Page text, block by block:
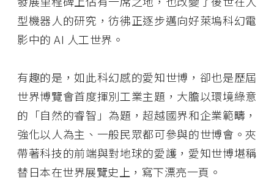
型機器人的研究，彷彿正逐步邁向好萊塢科幻電
影中的 AI 人工世界。
有趣的是，如此科幻感的愛知世博，卻也是歷屆
世界博覽會首度揮別工業主題，大膽以環境綠意
的「自然的睿智」為題，超越國界和企業範疇，
強化以人為主、一般民眾都可參與的世博會。夾
帶著科技的前端與對地球的愛護，愛知世博堪稱
替日本在世界展覽史上，寫下漂亮一頁。